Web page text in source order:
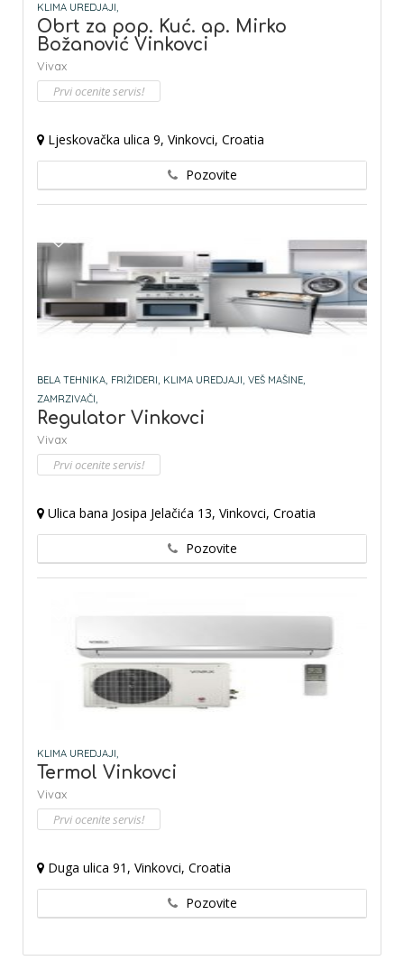
KLIMA UREDJAJI,
Obrt za pop. Kuć. ap. Mirko
Božanović Vinkovci
Vivax
Prvi ocenite servis!
Ljeskovačka ulica 9, Vinkovci, Croatia
Pozovite
BELA TEHNIKA, FRIŽIDERI, KLIMA UREDJAJI, VEŠ MAŠINE,
ZAMRZIVAČI,
Regulator Vinkovci
Vivax
Prvi ocenite servis!
Ulica bana Josipa Jelačića 13, Vinkovci, Croatia
Pozovite
KLIMA UREDJAJI,
Termol Vinkovci
Vivax
Prvi ocenite servis!
Duga ulica 91, Vinkovci, Croatia
Pozovite